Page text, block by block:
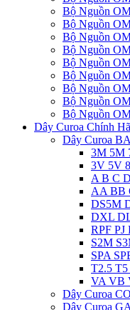
Bộ Nguồn
Bộ Nguồn
Bộ Nguồn
Bộ Nguồn
Bộ Nguồn
Bộ Nguồn
Bộ Nguồn
Bộ Nguồn
Bộ Nguồn
Dây Curoa Chính
Dây Curoa
3M 5M
3V 5V
A B C
AA BB
DS5M
DXL
RPF PJ
S2M
SPA
T2.5
VA VB
Dây Curoa
Dây Curoa